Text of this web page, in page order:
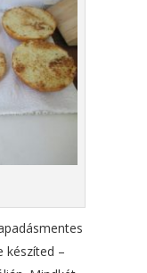
készíted –